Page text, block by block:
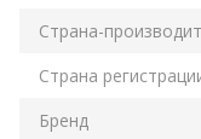
Страна-
Страна
Бренд